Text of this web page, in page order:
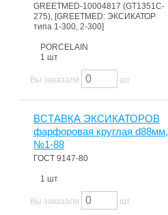
GREETMED-10004817 (GT1351C-
275), [GREETMED: ЭКСИКАТОР
типа 1-300, 2-300]
PORCELAIN
1 шт
Вы заказали шт
ВСТАВКА ЭКСИКАТОРОВ
фарфоровая круглая d88мм,
№1-88
ГОСТ 9147-80
1 шт
Вы заказали шт